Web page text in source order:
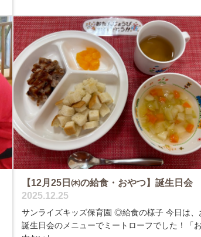
【12月25日㈭の給食・おやつ】誕生日会
2025.12.25
サンライズキッズ保育園 ◎給食の様子 今日は、
誕生日会のメニューでミートローフでした！「お